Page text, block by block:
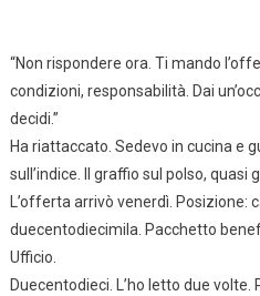
“Non rispondere ora. Ti mando
condizioni, responsabilità. Dai
decidi.”
Ha riattaccato. Sedevo in cucina e
sull’indice. Il graffio sul polso, quasi
L’offerta arrivò venerdì. Posizione:
duecentodiecimila. Pacchetto
Ufficio.
Duecentodieci. L’ho letto due